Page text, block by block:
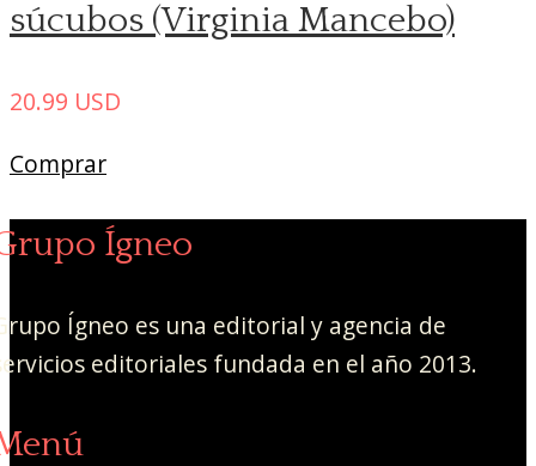
súcubos (Virginia Mancebo)
20.99 USD
Comprar
Ígneo
Ígneo es una editorial y agencia de
editoriales fundada en el año 2013.